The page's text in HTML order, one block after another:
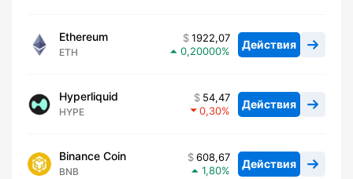
Ethereum
ETH
1922,07
0,20000
Действия
Hyperliquid
HYPE
54,47
0,30
Действия
Binance Coin
BNB
608,67
1,80
Действия